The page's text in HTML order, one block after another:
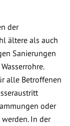
der
ältere als auch
Sanierungen
alle Betroffenen
oder
In der